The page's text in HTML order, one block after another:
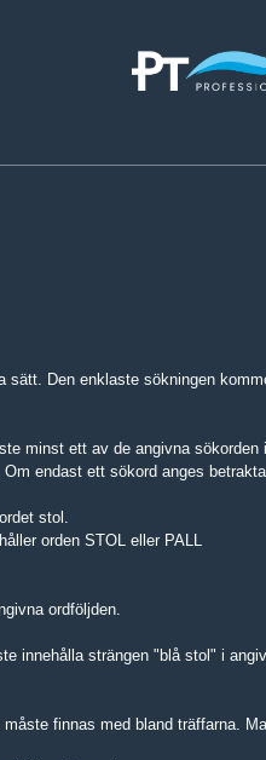
sätt. Den enklaste sökningen
minst ett av de angivna
endast ett sökord anges
stol.
orden STOL eller PALL
ordföljden.
innehålla strängen "blå stol" i
måste finnas med bland träffarna.